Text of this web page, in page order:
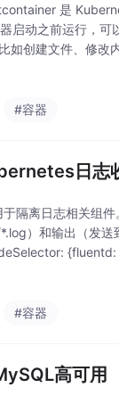
是
启动之前运行，可
如创建文件、修改
#容器
日志
隔离日志相关组
）和输出（发
#容器
高可用